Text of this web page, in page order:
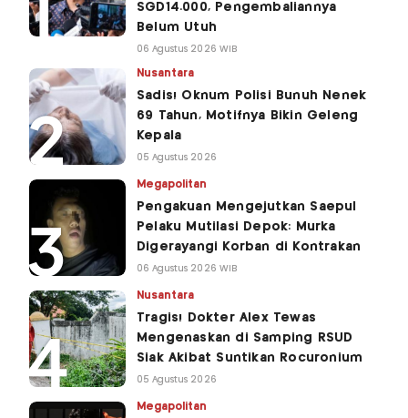
SGD14.000, Pengembaliannya
Belum Utuh
06 Agustus 2026 WIB
Nusantara
Sadis! Oknum Polisi Bunuh Nenek
69 Tahun, Motifnya Bikin Geleng
Kepala
05 Agustus 2026
Megapolitan
Pengakuan Mengejutkan Saepul
Pelaku Mutilasi Depok: Murka
Digerayangi Korban di Kontrakan
06 Agustus 2026 WIB
Nusantara
Tragis! Dokter Alex Tewas
Mengenaskan di Samping RSUD
Siak Akibat Suntikan Rocuronium
05 Agustus 2026
Megapolitan